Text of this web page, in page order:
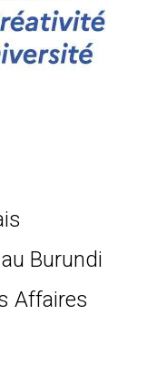
Burundi
Affaires